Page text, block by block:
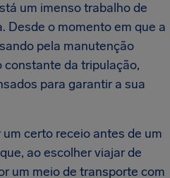
um imenso trabalho de
Desde o momento em que a
pela manutenção
da tripulação,
para garantir a sua
certo receio antes de um
ao escolher viajar de
um meio de transporte com